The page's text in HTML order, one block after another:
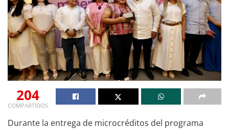
204
COMPARTIDOS
Durante la entrega de microcréditos del programa